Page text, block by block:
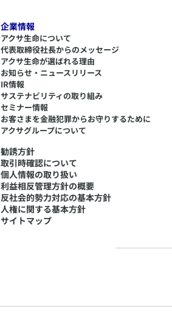
企業情報
アクサ生命について
代表取締役社長からのメッセージ
アクサ生命が選ばれる理由
お知らせ・ニュースリリース
IR情報
サステナビリティの取り組み
セミナー情報
​お客さまを金融犯罪からお守りするために
アクサグループについて
勧誘方針
取引時確認について
個人情報の取り扱い
利益相反管理方針の概要
反社会的勢力対応の基本方針
人権に関する基本方針
サイトマップ